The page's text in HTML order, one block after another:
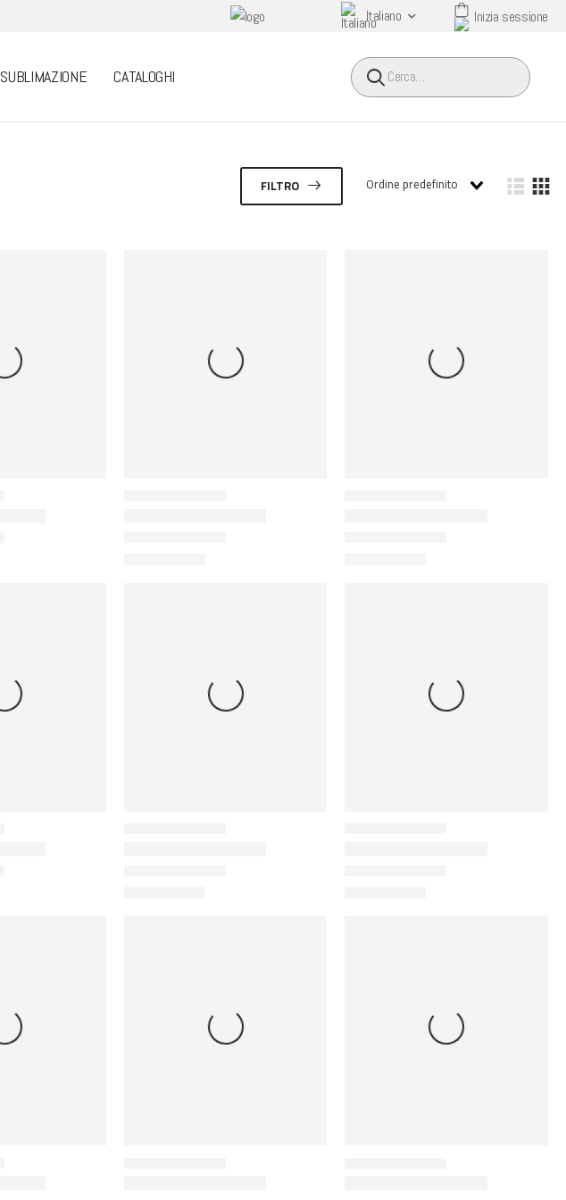
Italiano Inizia sessione
SUBLIMAZIONE CATALOGHI HEADER SEARCH
FILTRO Ordine predefinito